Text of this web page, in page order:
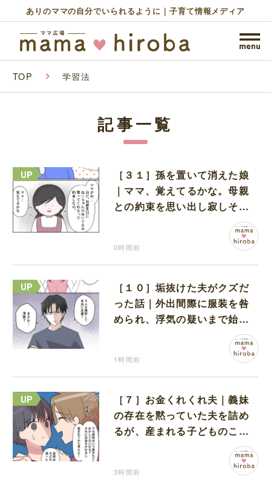
ありのママの自分でいられるように｜子育て情報メディア
TOP 学習法
記事一覧
［３１］孫を置いて消えた娘
｜ママ、覚えてるかな。母親
との約束を思い出し寂しそう
0時間前
［１０］垢抜けた夫がクズだ
った話｜外出間際に服装を咎
められ、浮気の疑いまで始め
1時間前
［７］お金くれくれ夫｜義妹
の存在を黙っていた夫を詰め
るが、産まれる子どものこと
を第一に考えてと流される
3時間前